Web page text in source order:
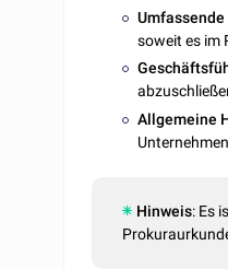
soweit es im
Allgemeine
Hinweis: Es